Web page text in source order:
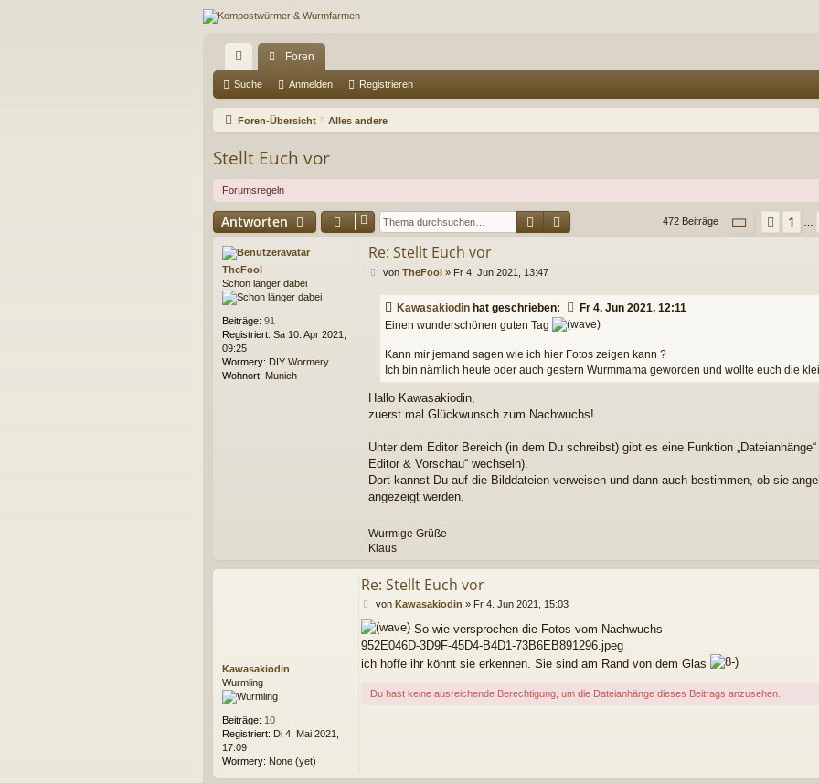
ch
ne
ug
riff
Foren
Suche Anmelden Registrieren
Foren-Übersicht Alles andere
Stellt Euch vor
Forumsregeln
Antworten Suche Erweiterte Suche472 Beiträge Seite 44
1
TheFool
Schon länger dabei
Beiträge: 91
Registriert: Sa 10. Apr 2021,
09:25
Wormery: DIY Wormery
Wohnort: Munich
Re: Stellt Euch vor
Bvon TheFool» Fr 4. Jun 2021, 13:47
Kawasakiodin hat geschrieben:
Fr 4. Jun 2021, 12:11
Einen wunderschönen guten Tag
Kann mir jemand sagen wie ich hier Fotos zeigen kann ?
Ich bin nämlich heute oder auch gestern Wurmmama geworden und wollte euch die
Hallo Kawasakiodin,
zuerst mal Glückwunsch zum Nachwuchs!
Unter dem Editor Bereich (in dem Du schreibst) gibt es eine Funktion
Editor & Vorschau“ wechseln).
Dort kannst Du auf die Bilddateien verweisen und dann auch bestimmen, ob sie
angezeigt werden.
Wurmige Grüße
Klaus
Kawasakiodin
Wurmling
Beiträge: 10
Registriert: Di 4. Mai 2021,
17:09
Wormery: None (yet)
Re: Stellt Euch vor
B
e
i
t
r
von Kawasakiodin » Fr 4. Jun 2021, 15:03
So wie versprochen die Fotos vom Nachwuchs
952E046D-3D9F-45D4-B4D1-73B6EB891296.jpeg
ich hoffe ihr könnt sie erkennen. Sie sind am Rand von dem Glas
Du hast keine ausreichende Berechtigung, um die Dateianhänge dieses Beitrags anzusehen.